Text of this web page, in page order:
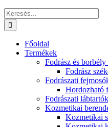
Keresés...
Főoldal
Termékek
Fodrász és borbély
Fodrász
Fodrászati
Hordozható
Fodrászati lábtartók
Kozmetikai
Kozmetikai